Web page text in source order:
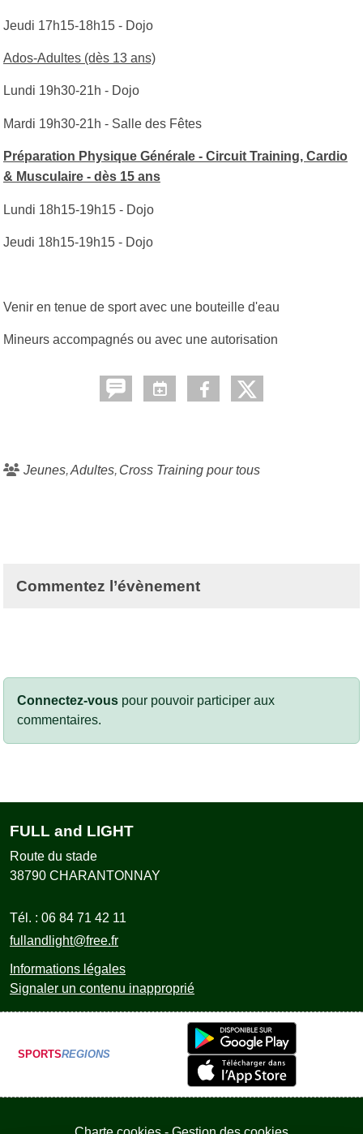
Jeudi 17h15-18h15 - Dojo
Ados-Adultes (dès 13 ans)
Lundi 19h30-21h - Dojo
Mardi 19h30-21h - Salle des Fêtes
Préparation Physique Générale - Circuit Training, Cardio
& Musculaire - dès 15 ans
Lundi 18h15-19h15 - Dojo
Jeudi 18h15-19h15 - Dojo
Venir en tenue de sport avec une bouteille d'eau
Mineurs accompagnés ou avec une autorisation
Jeunes Adultes Cross Training pour tous
Commentez l’évènement
Connectez-vous pour pouvoir participer aux
commentaires.
FULL and LIGHT
Route du stade
38790 CHARANTONNAY
Tél. : 06 84 71 42 11
fullandlight@free.fr
Informations légales
Signaler un contenu inapproprié
SPORTSREGIONS